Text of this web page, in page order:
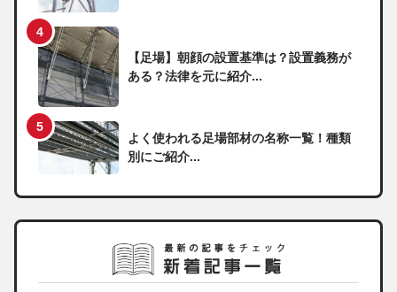
【足場】朝顔の設置基準は？設置義務が
ある？法律を元に紹介...
よく使われる足場部材の名称一覧！種類
別にご紹介...